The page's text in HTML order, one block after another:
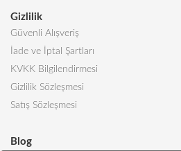
Gizlilik
Güvenli Alışveriş
İade ve İptal Şartları
KVKK Bilgilendirmesi
Gizlilik Sözleşmesi
Satış Sözleşmesi
Blog